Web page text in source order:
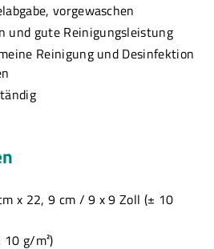
vorgewaschen
und gute Reinigungsleistung
Reinigung und Desinfektion
x 22, 9 cm / 9 x 9 Zoll (± 10
g/m²)